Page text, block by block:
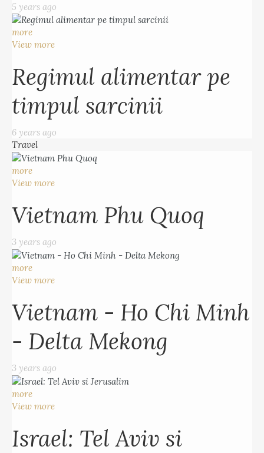
5 years ago
more
View more
Regimul alimentar pe
timpul sarcinii
6 years ago
Travel
more
View more
Vietnam Phu Quoq
3 years ago
more
View more
Vietnam - Ho Chi Minh
- Delta Mekong
3 years ago
more
View more
Israel: Tel Aviv si